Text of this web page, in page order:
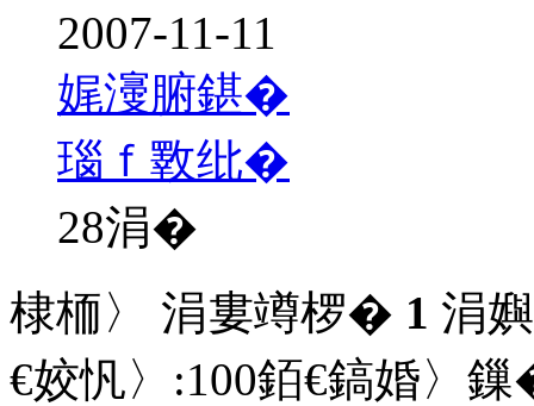
2007-11-11
娓濅腑鍖�
瑙ｆ斁纰�
28涓�
棣栭〉 涓婁竴椤� 1 涓
€姣忛〉:100銆€鎬婚〉